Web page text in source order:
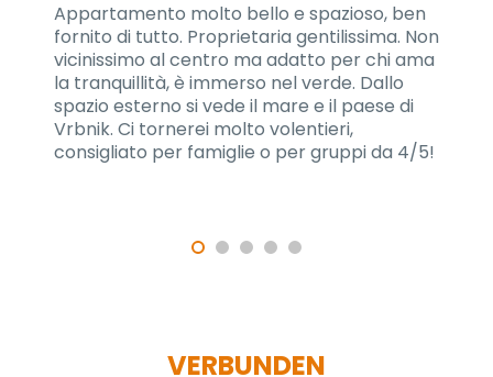
Appartamento molto bello e spazioso, ben
fornito di tutto. Proprietaria gentilissima. Non
vicinissimo al centro ma adatto per chi ama
la tranquillità, è immerso nel verde. Dallo
spazio esterno si vede il mare e il paese di
Vrbnik. Ci tornerei molto volentieri,
consigliato per famiglie o per gruppi da 4/5!
VERBUNDEN